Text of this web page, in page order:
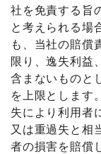
社を免責する旨
と考えられる場
も、当社の賠償
限り、逸失利益
含まないものと
を上限とします
失により利用者
又は重過失と相
者の損害を賠償